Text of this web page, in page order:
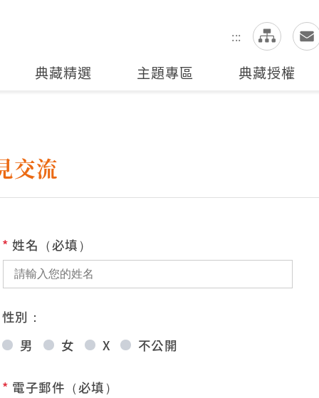
:::
全站搜尋
典藏精選 主題專區 典藏授權
交流
* 姓名（必填）
性別：
男
女 X 不公開
* 電子郵件（必填）